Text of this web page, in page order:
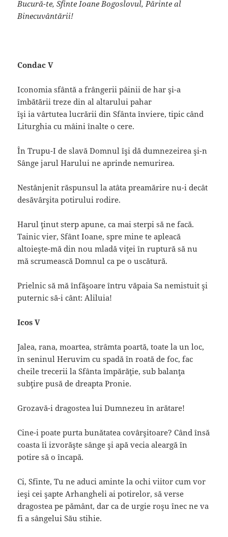
Bucură-te, Sfinte Ioane Bogoslovul, Părinte al
Binecuvântării!
Condac V
Iconomia sfântă a frângerii pâinii de har şi-a
îmbătării treze din al altarului pahar
îşi ia vârtutea lucrării din Sfânta înviere, tipic când
Liturghia cu mâini înalte o cere.
În Trupu-I de slavă Domnul îşi dă dumnezeirea şi-n
Sânge jarul Harului ne aprinde nemurirea.
Nestânjenit răspunsul la atâta preamărire nu-i decât
desăvârşita potirului rodire.
Harul ţinut sterp apune, ca mai sterpi să ne facă.
Tainic vier, Sfânt Ioane, spre mine te apleacă
altoieşte-mă din nou mladă viţei în ruptură să nu
mă scrumească Domnul ca pe o uscătură.
Prielnic să mă înfăşoare întru văpaia Sa nemistuit şi
puternic să-i cânt: Aliluia!
Icos V
Jalea, rana, moartea, strâmta poartă, toate la un loc,
în seninul Heruvim cu spadă în roată de foc, fac
cheile trecerii la Sfânta împărăţie, sub balanţa
subţire pusă de dreapta Pronie.
Grozavă-i dragostea lui Dumnezeu în arătare!
Cine-i poate purta bunătatea covârşitoare? Când însă
coasta îi izvorăşte sânge şi apă vecia aleargă în
potire să o încapă.
Ci, Sfinte, Tu ne aduci aminte la ochi viitor cum vor
ieşi cei şapte Arhangheli ai potirelor, să verse
dragostea pe pământ, dar ca de urgie roşu înec ne va
fi a sângelui Său stihie.